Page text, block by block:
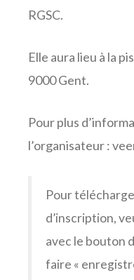
RGSC.
Elle aura lieu à la
9000 Gent.
Pour plus
l’organisateur :
Pour
d’inscription,
avec le bouton
faire «